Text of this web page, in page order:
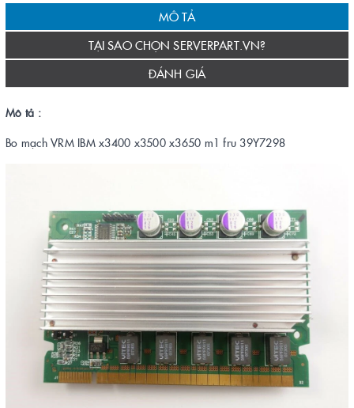
MÔ TẢ
TẠI SAO CHỌN SERVERPART.VN?
ĐÁNH GIÁ
Mô tả :
Bo mạch VRM IBM x3400 x3500 x3650 m1 fru 39Y7298